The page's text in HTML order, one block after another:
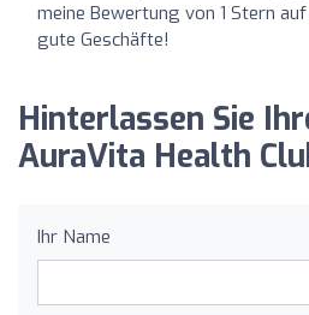
meine Bewertung von 1 Stern
gute Geschäfte!
Hinterlassen Sie
AuraVita Health
Ihr Name